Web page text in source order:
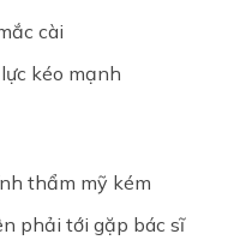
cài
kéo mạnh
thẩm mỹ kém
phải tới gặp bác sĩ